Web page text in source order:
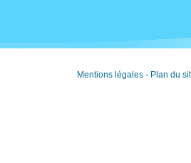
Mentions légales- Plan du